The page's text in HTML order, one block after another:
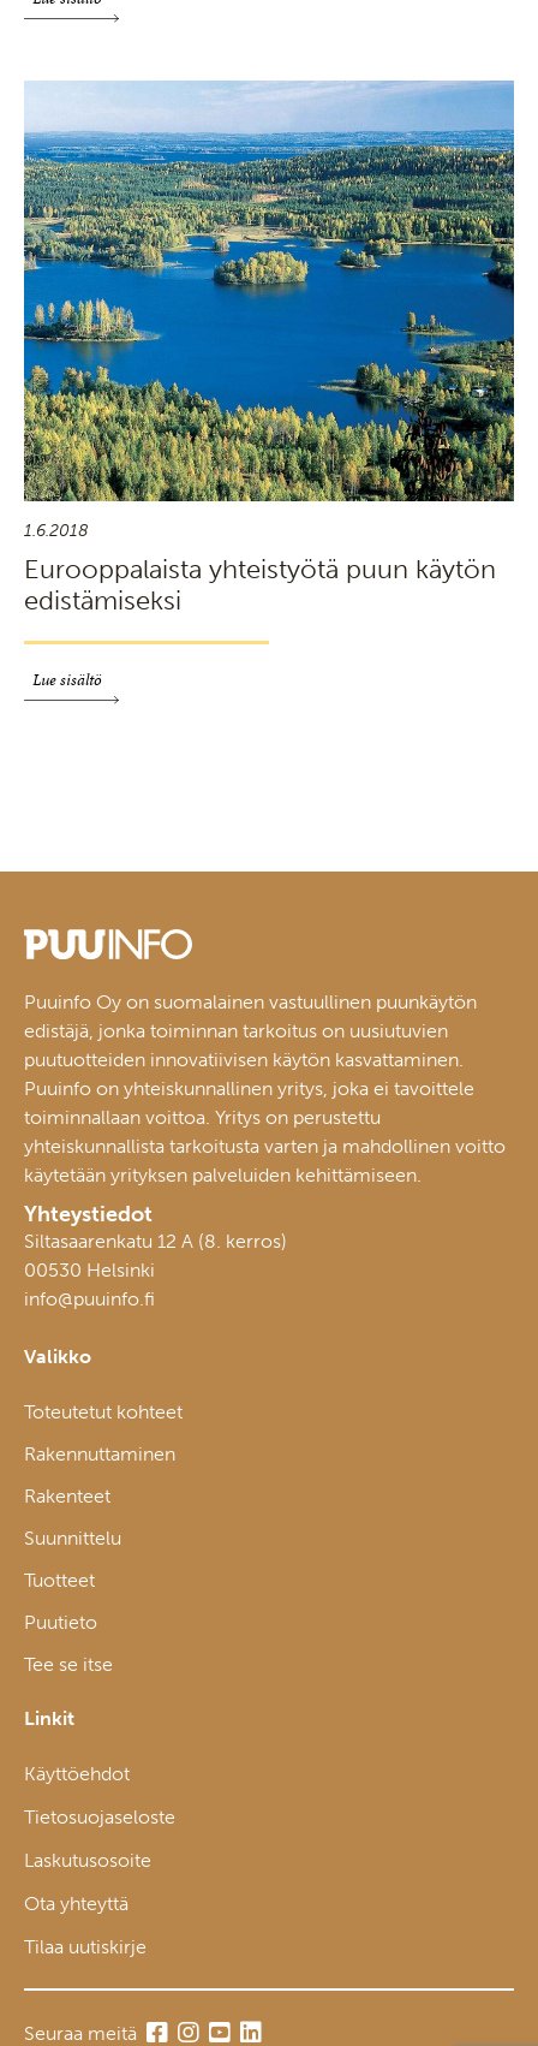
1.6.2018
Eurooppalaista yhteistyötä puun käytön
edistämiseksi
Lue sisältö
Puuinfo Oy on suomalainen vastuullinen puunkäytön
edistäjä, jonka toiminnan tarkoitus on uusiutuvien
puutuotteiden innovatiivisen käytön kasvattaminen.
Puuinfo on yhteiskunnallinen yritys, joka ei tavoittele
toiminnallaan voittoa. Yritys on perustettu
yhteiskunnallista tarkoitusta varten ja mahdollinen voitto
käytetään yrityksen palveluiden kehittämiseen.
Yhteystiedot
Siltasaarenkatu 12 A (8. kerros)
00530 Helsinki
info@puuinfo.fi
Valikko
Toteutetut kohteet
Rakennuttaminen
Rakenteet
Suunnittelu
Tuotteet
Puutieto
Tee se itse
Linkit
Käyttöehdot
Tietosuojaseloste
Laskutusosoite
Ota yhteyttä
Tilaa uutiskirje
Seuraa meitä